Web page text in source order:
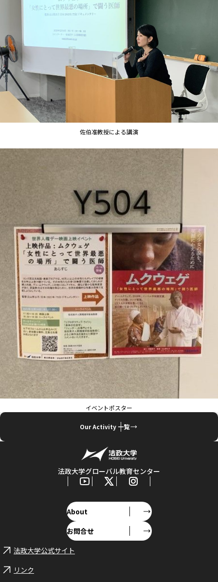
佐伯准教授による講演
イベントポスター
Our Activity 一覧
法政大学グローバル教育センター
About
お問合せ
法政大学公式サイト
リンク